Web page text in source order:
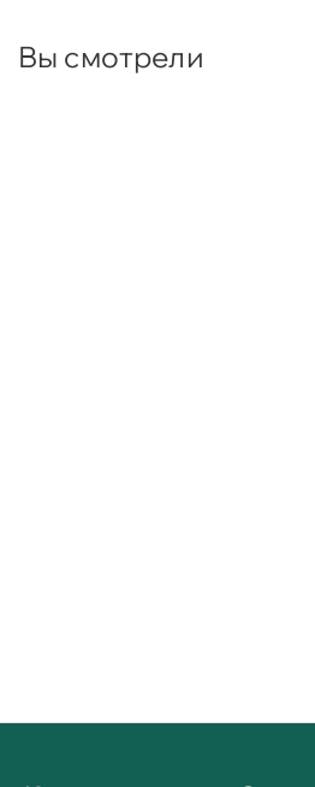
Вы смотрели